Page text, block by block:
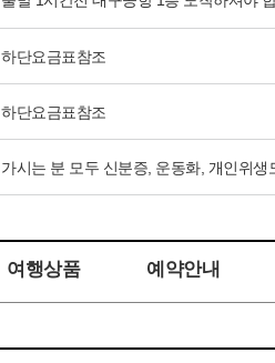
하단요금표참조
하단요금표참조
가시는 분 모두 신분증, 운동화, 개인위
여행상품 예약안내